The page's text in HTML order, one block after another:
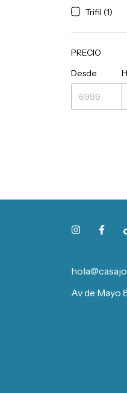
Trifil (1)
PRECIO
Desde
Av de Mayo